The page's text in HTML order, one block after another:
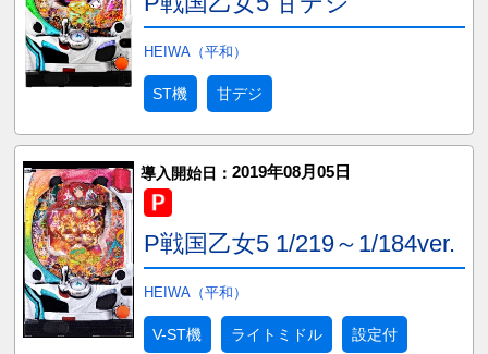
HEIWA（平和）
ST機 甘デジ
導入開始日： 2019年08月05日
P戦国乙女5 1/219～1/184ver.
HEIWA（平和）
V-ST機 ライトミドル 設定付